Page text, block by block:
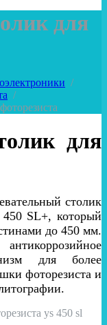
для
/
/
для
столик
SL+, который
до 450 мм.
для более
фоторезиста и